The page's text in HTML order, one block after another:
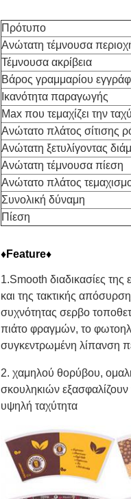
Πρότυπο
Ανώτατη τέμνουσα
Τέμνουσα ακρίβεια
Βάρος γραμμαρίου
Ικανότητα παραγωγής
Max που τεμαχίζει την
Ανώτατο πλάτος σίτισης
Ανώτατη ξετυλίγοντας
Ανώτατη τέμνουσα πίεση
Ανώτατο πλάτος
Συνολική δύναμη
Πίεση
♦Feature♦
1.Smooth διαδικασίες
και της τακτικής
συχνότητας σερβο
πιάτο φραγμών, το
συγκεντρωμένη λίπανση
2. χαμηλού θορύβου,
σκουληκιών
υψηλή ταχύτητα